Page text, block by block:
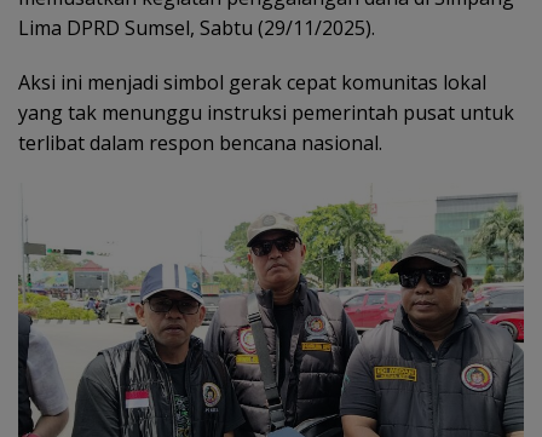
Lima DPRD Sumsel, Sabtu (29/11/2025).
Aksi ini menjadi simbol gerak cepat komunitas lokal
yang tak menunggu instruksi pemerintah pusat untuk
terlibat dalam respon bencana nasional.